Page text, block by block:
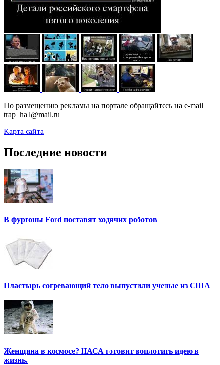
По размещению рекламы на портале обращайтесь на e-mail
trap_hall@mail.ru
Карта сайта
Последние новости
В фургоны Ford поставят ходячих роботов
Пластырь согревающий тело выпустили ученые из США
Женщина в космосе? НАСА готовит воплотить идею в
жизнь.